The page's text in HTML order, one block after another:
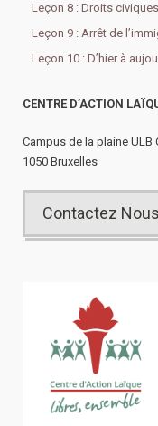
Leçon 8 : Droits
Leçon 9 : Arrêt de
Leçon 10 : D’hier à
CENTRE D’ACTION
Campus de la plaine ULB
1050 Bruxelles
Contactez Nous